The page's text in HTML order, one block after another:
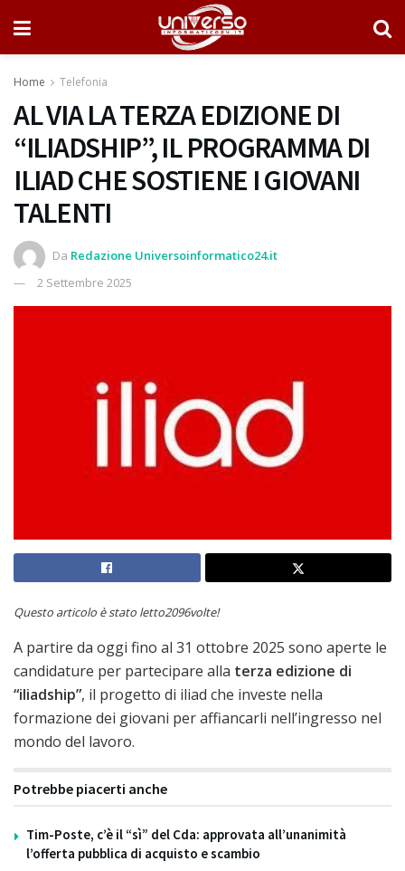
Home Telefonia
AL VIA LA TERZA EDIZIONE DI
“ILIADSHIP”, IL PROGRAMMA DI
ILIAD CHE SOSTIENE I GIOVANI
TALENTI
Da Redazione Universoinformatico24.it
2 Settembre 2025
Questo articolo è stato letto2096volte!
A partire da oggi fino al 31 ottobre 2025 sono aperte le
candidature per partecipare alla terza edizione di
“iliadship”, il progetto di iliad che investe nella
formazione dei giovani per affiancarli nell’ingresso nel
mondo del lavoro.
Potrebbe piacerti anche
Tim-Poste, c’è il “sì” del Cda: approvata all’unanimità
l’offerta pubblica di acquisto e scambio